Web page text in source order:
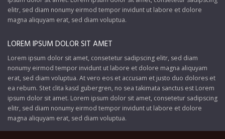
elitr, sed diam nonumy eirmod tempor invidunt ut labore et dolore
magna aliquyam erat, sed diam voluptua.
LOREM IPSUM DOLOR SIT AMET
Lorem ipsum dolor sit amet, consetetur sadipscing elitr, sed diam
nonumy eirmod tempor invidunt ut labore et dolore magna aliquyam
erat, sed diam voluptua. At vero eos et accusam et justo duo dolores et
ea rebum. Stet clita kasd gubergren, no sea takimata sanctus est Lorem
ipsum dolor sit amet. Lorem ipsum dolor sit amet, consetetur sadipscing
elitr, sed diam nonumy eirmod tempor invidunt ut labore et dolore
magna aliquyam erat, sed diam voluptua.